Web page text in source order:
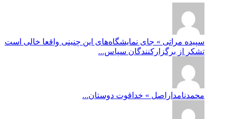
سپیده مراتی » جای نمایشگاه‌های این چنینی واقعا خالی است
تشکر از برگزارکنندگان سپاس...
محمدنامداراصل » خداقوت دوستان...